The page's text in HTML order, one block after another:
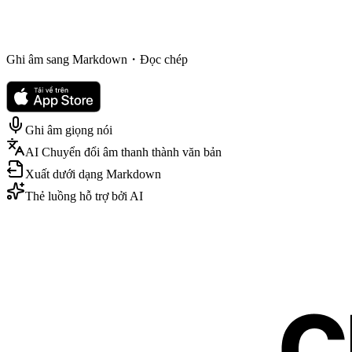
Ghi âm sang Markdown・Đọc chép
Ghi âm giọng nói
AI Chuyển đổi âm thanh thành văn bản
Xuất dưới dạng Markdown
Thẻ luồng hỗ trợ bởi AI